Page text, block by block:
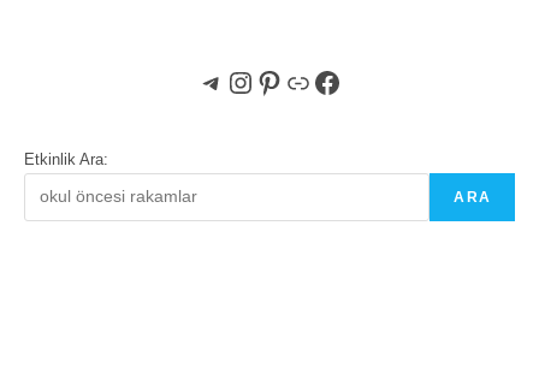
Telegram
Instagram
Pinterest
BağlantıFacebook
Etkinlik Ara:
ARA